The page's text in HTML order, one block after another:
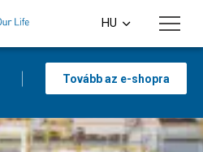
EN
DE
HU
Tovább az e-shopra